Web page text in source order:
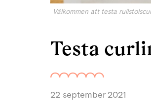
Välkommen att testa
Testa
22 september 2021